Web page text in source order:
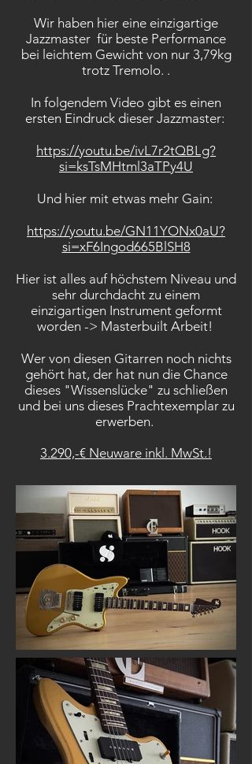
Wir haben hier eine einzigartige
Jazzmaster für beste Performance
bei leichtem Gewicht von nur 3,79kg
trotz Tremolo. .
In folgendem Video gibt es einen
ersten Eindruck dieser Jazzmaster:
https://youtu.be/ivL7r2tQBLg?
si=ksTsMHtml3aTPy4U​
Und hier mit etwas mehr Gain:
​https://youtu.be/GN11YONx0aU?
si=xF6Ingod665BlSH8
Hier ist alles auf höchstem Niveau und
sehr durchdacht zu einem
einzigartigen Instrument geformt
worden -> Masterbuilt Arbeit!
Wer von diesen Gitarren noch nichts
gehört hat, der hat nun die Chance
dieses "Wissenslücke" zu schließen
und bei uns dieses Prachtexemplar zu
erwerben. ​
3.290,-€ Neuware inkl. MwSt.!